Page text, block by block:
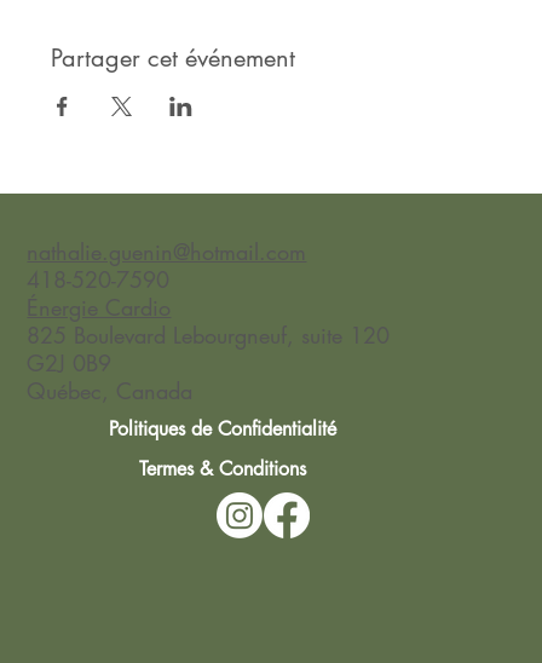
Partager cet événement
nathalie.guenin@hotmail.com
418-520-7590
Énergie Cardio
825 Boulevard Lebourgneuf, suite 120
G2J 0B9
Québec, Canada
Politiques de Confidentialité
Termes & Conditions